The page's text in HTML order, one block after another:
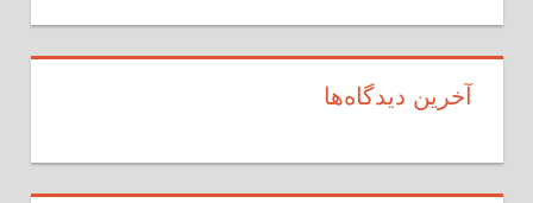
آخرین دیدگاه‌ها